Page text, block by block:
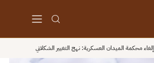
إلغاء محكمة الميدان العسكرية: نهج التغيير الشكلاني